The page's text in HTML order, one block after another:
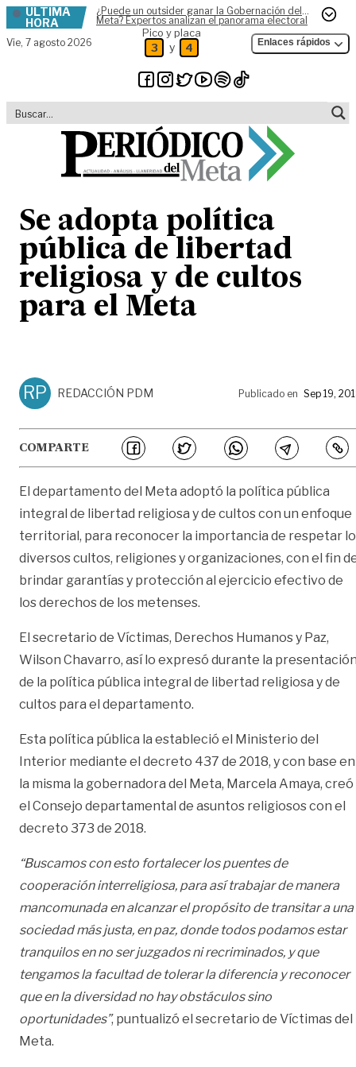
Skip to content
ÚLTIMA
HORA
¿Puede un outsider ganar la Gobernación del
Meta? Expertos analizan el panorama electoral
Vie, 7 agosto 2026
Pico y placa
3 y 4 Enlaces rápidos
Se adopta política
pública de libertad
religiosa y de cultos
para el Meta
RP REDACCIÓN PDM Publicado en Sep 19,
COMPARTE
El departamento del Meta adoptó la política pública
integral de libertad religiosa y de cultos con un enfoque
territorial, para reconocer la importancia de respetar
diversos cultos, religiones y organizaciones, con el fin
brindar garantías y protección al ejercicio efectivo de
los derechos de los metenses.
El secretario de Víctimas, Derechos Humanos y Paz,
Wilson Chavarro, así lo expresó durante la
de la política pública integral de libertad religiosa y de
cultos para el departamento.
Esta política pública la estableció el Ministerio del
Interior mediante el decreto 437 de 2018, y con base en
la misma la gobernadora del Meta, Marcela Amaya, creó
el Consejo departamental de asuntos religiosos con el
decreto 373 de 2018.
“Buscamos con esto fortalecer los puentes de
cooperación interreligiosa, para así trabajar de manera
mancomunada en alcanzar el propósito de transitar a una
sociedad más justa, en paz, donde todos podamos estar
tranquilos en no ser juzgados ni recriminados, y que
tengamos la facultad de tolerar la diferencia y reconocer
que en la diversidad no hay obstáculos sino
oportunidades”, puntualizó el secretario de Víctimas del
Meta.